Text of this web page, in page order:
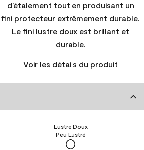
d’étalement tout en produisant un
fini protecteur extrêmement durable.
Le fini lustre doux est brillant et
durable.
Voir les détails du produit
Peu Lustré
Lustre Doux